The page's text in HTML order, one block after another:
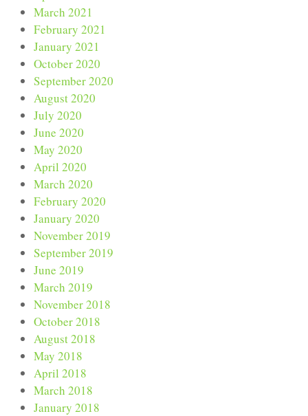
March 2021
February 2021
January 2021
October 2020
September 2020
August 2020
July 2020
June 2020
May 2020
April 2020
March 2020
February 2020
January 2020
November 2019
September 2019
June 2019
March 2019
November 2018
October 2018
August 2018
May 2018
April 2018
March 2018
January 2018